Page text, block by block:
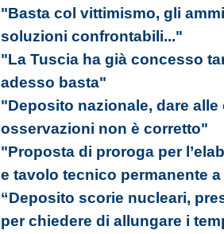
"Basta col vittimismo, gli
soluzioni confrontabili..."
"La Tuscia ha già concesso
adesso basta"
"Deposito nazionale, dare
osservazioni non è corretto"
"Proposta di proroga per
e tavolo tecnico permanente
“Deposito scorie nucleari,
per chiedere di allungare i